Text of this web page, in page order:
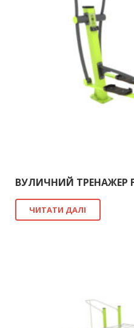
ВУЛИЧНИЙ ТРЕНАЖЕР
ЧИТАТИ ДАЛІ